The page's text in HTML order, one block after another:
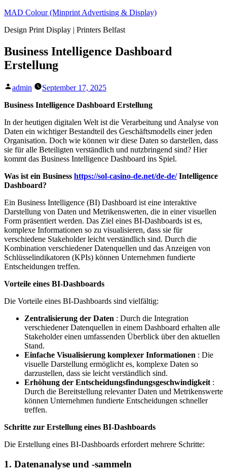
Skip
content
MAD Colour (Minprint Advertising & Display)
Design Print Display | Printers Belfast
Business Intelligence Dashboard
Erstellung
Posted
admin
September 17, 2025
Business Intelligence Dashboard Erstellung
In der heutigen digitalen Welt ist die Verarbeitung und Analyse von
Daten ein wichtiger Bestandteil des Geschäftsmodells einer jeden
Organisation. Doch wie können wir diese Daten so darstellen, dass
sie für alle Beteiligten verständlich und nutzbringend sind? Hier
kommt das Business Intelligence Dashboard ins Spiel.
Was ist ein Business https://sol-casino-de.net/de-de/Intelligence
Dashboard?
Ein Business Intelligence (BI) Dashboard ist eine interaktive
Darstellung von Daten und Metrikenswerten, die in einer visuellen
Form präsentiert werden. Das Ziel eines BI-Dashboards ist es,
komplexe Informationen so zu visualisieren, dass sie für
verschiedene Stakeholder leicht verständlich sind. Durch die
Kombination verschiedener Datenquellen und das Anzeigen von
Schlüsselindikatoren (KPIs) können Unternehmen fundierte
Entscheidungen treffen.
Vorteile eines BI-Dashboards
Die Vorteile eines BI-Dashboards sind vielfältig:
Zentralisierung der Daten : Durch die Integration
verschiedener Datenquellen in einem Dashboard erhalten alle
Stakeholder einen umfassenden Überblick über den aktuellen
Stand.
Einfache Visualisierung komplexer Informationen : Die
visuelle Darstellung ermöglicht es, komplexe Daten so
darzustellen, dass sie leicht verständlich sind.
Erhöhung der Entscheidungsfindungsgeschwindigkeit :
Durch die Bereitstellung relevanter Daten und Metrikenswerte
können Unternehmen fundierte Entscheidungen schneller
treffen.
Schritte zur Erstellung eines BI-Dashboards
Die Erstellung eines BI-Dashboards erfordert mehrere Schritte:
1. Datenanalyse und -sammeln